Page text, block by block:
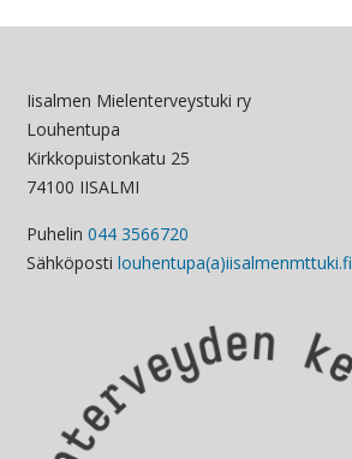
Iisalmen Mielenterveystuki ry
Louhentupa
Kirkkopuistonkatu 25
74100 IISALMI
Puhelin 044 3566720
Sähköposti louhentupa(a)iisalmenmttuki.fi